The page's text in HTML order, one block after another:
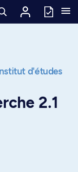
d'études
2.1